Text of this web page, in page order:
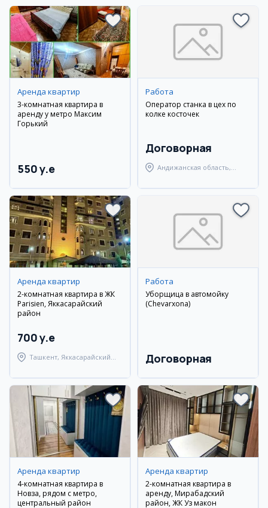
Аренда квартир
3-комнатная квартира в
аренду у метро Максим
Горький
550 y.e
Работа
Оператор станка в цех по
колке косточек
Договорная
Андижанская область,
Аренда квартир
2-комнатная квартира в ЖК
Parisien, Яккасарайский
район
700 y.e
Ташкент, Яккасарайский
Работа
Уборщица в автомойку
(Chevarxona)
Договорная
Аренда квартир
4-комнатная квартира в
Новза, рядом с метро,
центральный район
Аренда квартир
2-комнатная квартира в
аренду, Мирабадский
район, ЖК Уз макон